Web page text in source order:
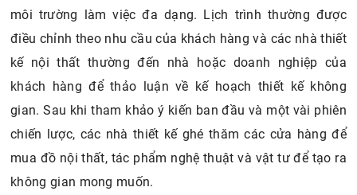
môi trường làm việc đa dạng. Lịch trình thường được
điều chỉnh theo nhu cầu của khách hàng và các nhà thiết
kế nội thất thường đến nhà hoặc doanh nghiệp của
khách hàng để thảo luận về kế hoạch thiết kế không
gian. Sau khi tham khảo ý kiến ​​ban đầu và một vài phiên
chiến lược, các nhà thiết kế ghé thăm các cửa hàng để
mua đồ nội thất, tác phẩm nghệ thuật và vật tư để tạo ra
không gian mong muốn.